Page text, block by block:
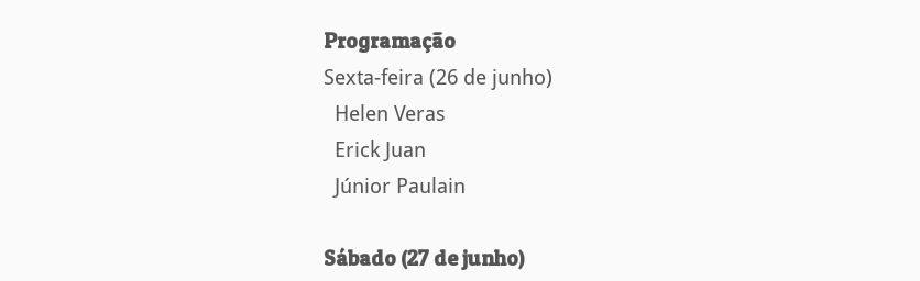
Programação
Sexta-feira (26 de junho)
Helen Veras
Erick Juan
Júnior Paulain
Sábado (27 de junho)